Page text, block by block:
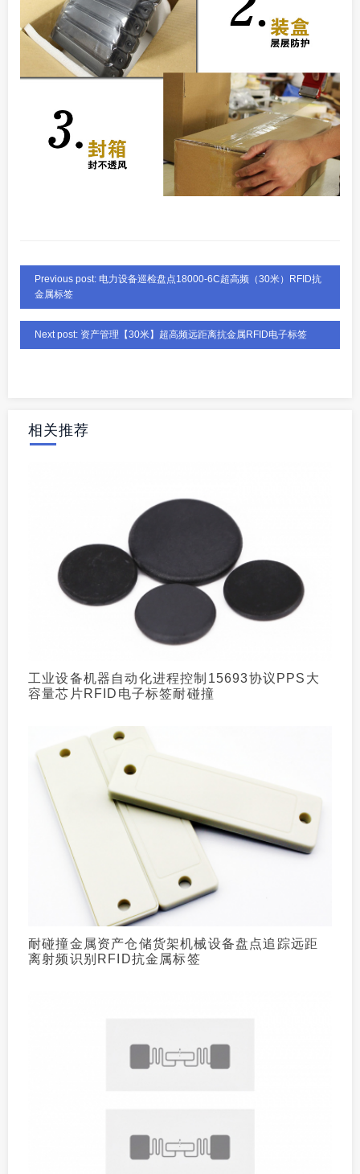
Previous post: 电力设备巡检盘点18000-6C超高频（30米）RFID抗
金属标签
Next post: 资产管理【30米】超高频远距离抗金属RFID电子标签
相关推荐
工业设备机器自动化进程控制15693协议PPS大
容量芯片RFID电子标签耐碰撞
耐碰撞金属资产仓储货架机械设备盘点追踪远距
离射频识别RFID抗金属标签